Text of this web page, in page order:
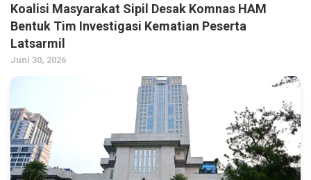
Koalisi Masyarakat Sipil Desak Komnas HAM
Bentuk Tim Investigasi Kematian Peserta
Latsarmil
Juni 30, 2026